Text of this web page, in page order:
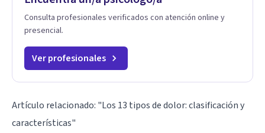
Consulta profesionales verificados con atención online y
presencial.
Ver profesionales
Artículo relacionado: "Los 13 tipos de dolor: clasificación y
características"